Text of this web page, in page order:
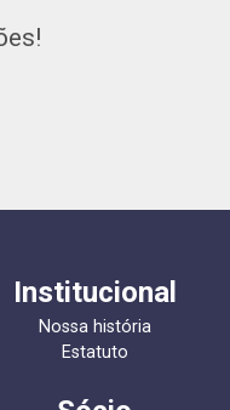
Institucional
Nossa história
Estatuto